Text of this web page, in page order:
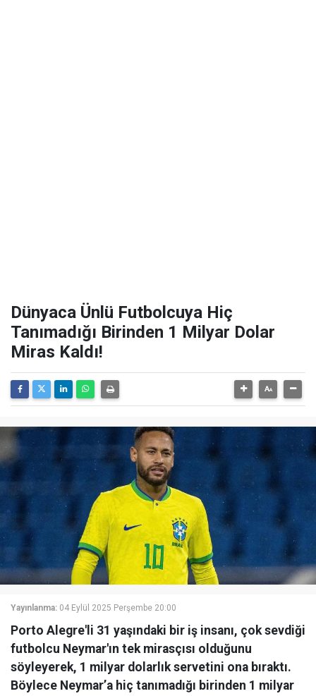
Dünyaca Ünlü Futbolcuya Hiç
Tanımadığı Birinden 1 Milyar Dolar
Miras Kaldı!
Yayınlanma: 04 Eylül 2025 Perşembe 20:00
Porto Alegre'li 31 yaşındaki bir iş insanı, çok sevdiği
futbolcu Neymar'ın tek mirasçısı olduğunu
söyleyerek, 1 milyar dolarlık servetini ona bıraktı.
Böylece Neymar’a hiç tanımadığı birinden 1 milyar